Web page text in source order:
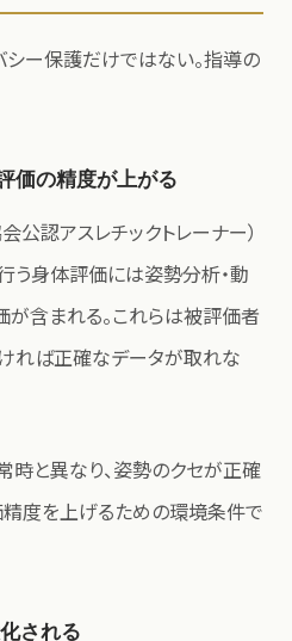
ー保護だけではない。指導の
価の精度が上がる
公認アスレチックトレーナー）
う身体評価には姿勢分析・動
が含まれる。これらは被評価者
れば正確なデータが取れな
と異なり、姿勢のクセが正確
度を上げるための環境条件で
される